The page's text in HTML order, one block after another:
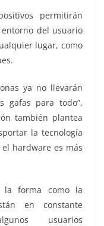
permitirán
del usuario
lugar, como
ya no llevarán
gafas para todo”,
también plantea
la tecnología
hardware es más
la forma como la
en constante
usuarios